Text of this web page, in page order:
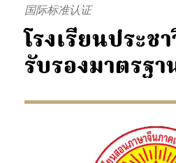
国际标准认证
โรงเรียนประช
รับรองมาตรฐ